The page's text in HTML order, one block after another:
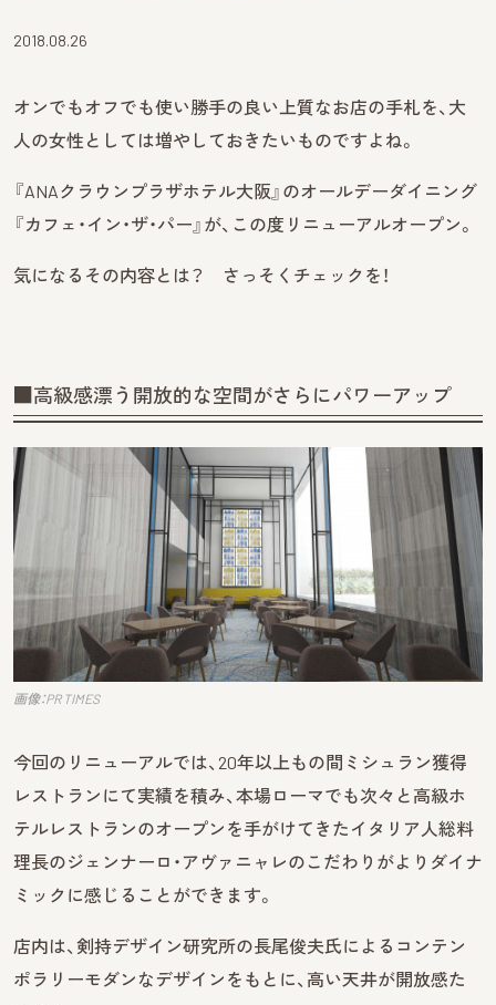
2018.08.26
オンでもオフでも使い勝手の良い上質なお店の手札を、大
人の女性としては増やしておきたいものですよね。
『ANAクラウンプラザホテル大阪』のオールデーダイニング
『カフェ・イン・ザ・パー』が、この度リニューアルオープン。
気になるその内容とは？ さっそくチェックを！
■高級感漂う開放的な空間がさらにパワーアップ
画像：PR TIMES
今回のリニューアルでは、20年以上もの間ミシュラン獲得
レストランにて実績を積み、本場ローマでも次々と高級ホ
テルレストランのオープンを手がけてきたイタリア人総料
理長のジェンナーロ・アヴァニャレのこだわりがよりダイナ
ミックに感じることができます。
店内は、剣持デザイン研究所の長尾俊夫氏によるコンテン
ポラリーモダンなデザインをもとに、高い天井が開放感た